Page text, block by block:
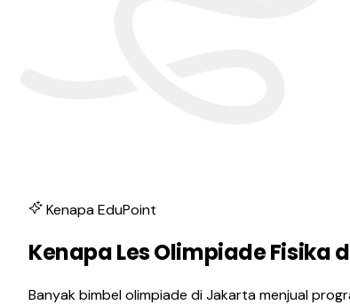
Kenapa EduPoint
Kenapa Les Olimpiade Fisika
Banyak bimbel olimpiade di Jakarta menjual